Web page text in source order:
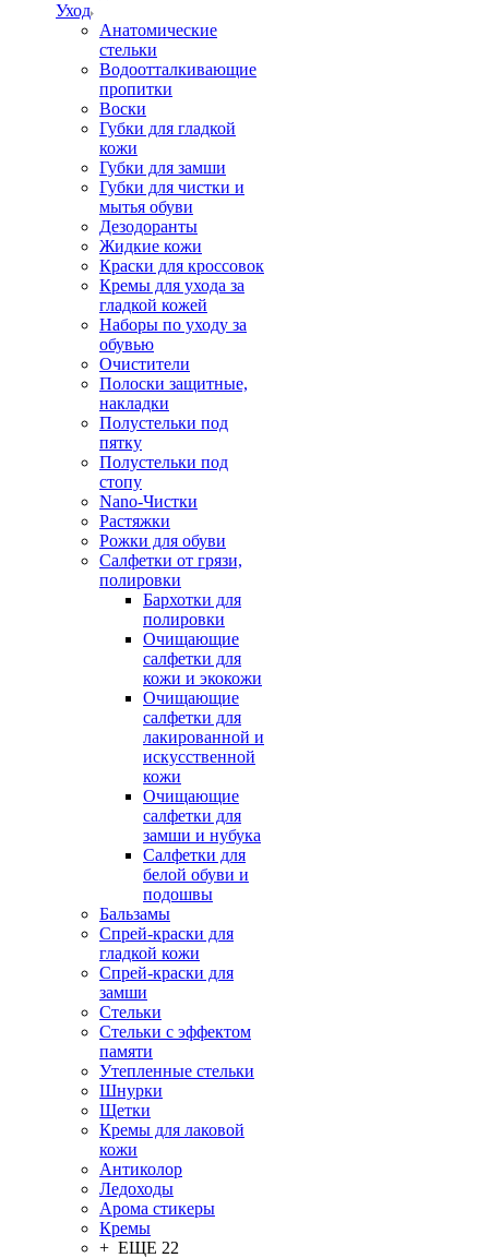
Уход
Анатомические
стельки
Водоотталкивающие
пропитки
Воски
Губки для гладкой
кожи
Губки для замши
Губки для чистки и
мытья обуви
Дезодоранты
Жидкие кожи
Краски для кроссовок
Кремы для ухода за
гладкой кожей
Наборы по уходу за
обувью
Очистители
Полоски защитные,
накладки
Полустельки под
пятку
Полустельки под
стопу
Nano-Чистки
Растяжки
Рожки для обуви
Салфетки от грязи,
полировки
Бархотки для
полировки
Очищающие
салфетки для
кожи и экокожи
Очищающие
салфетки для
лакированной и
искусственной
кожи
Очищающие
салфетки для
замши и нубука
Салфетки для
белой обуви и
подошвы
Бальзамы
Спрей-краски для
гладкой кожи
Спрей-краски для
замши
Стельки
Стельки с эффектом
памяти
Утепленные стельки
Шнурки
Щетки
Кремы для лаковой
кожи
Антиколор
Ледоходы
Арома стикеры
Кремы
+ ЕЩЕ 22